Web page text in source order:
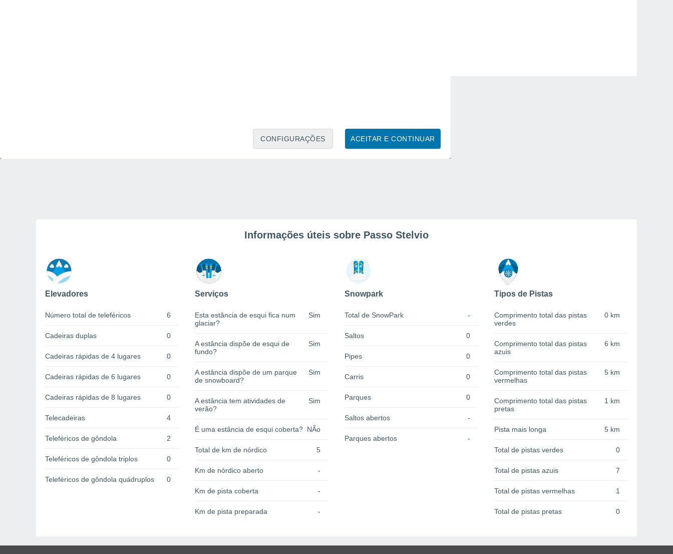
ACEITAR E CONTINUAR
CONFIGURAÇÕES
Informações úteis sobre Passo Stelvio
Elevadores
Número total de teleféricos 6
Cadeiras duplas 0
Cadeiras rápidas de 4 lugares 0
Cadeiras rápidas de 6 lugares 0
Cadeiras rápidas de 8 lugares 0
Telecadeiras 4
Teleféricos de gôndola 2
Teleféricos de gôndola triplos 0
Teleféricos de gôndola quádruplos 0
Serviços
Esta estância de esqui fica num
glaciar?
Sim
A estância dispõe de esqui de
fundo?
Sim
A estância dispõe de um parque
de snowboard?
Sim
A estância tem atividades de
verão?
Sim
É uma estância de esqui coberta? NÃo
Total de km de nórdico 5
Km de nórdico aberto -
Km de pista coberta -
Km de pista preparada -
Snowpark
Total de SnowPark -
Saltos 0
Pipes 0
Carris 0
Parques 0
Saltos abertos -
Parques abertos -
Tipos de Pistas
Comprimento total das pistas
verdes
0 km
Comprimento total das pistas
azuis
6 km
Comprimento total das pistas
vermelhas
5 km
Comprimento total das pistas
pretas
1 km
Pista mais longa 5 km
Total de pistas verdes 0
Total de pistas azuis 7
Total de pistas vermelhas 1
Total de pistas pretas 0